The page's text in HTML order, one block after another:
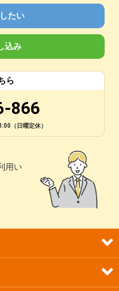
たい
込み
ら
866
（日曜定休）
用い